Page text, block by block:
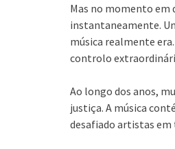
Mas no momento em
instantaneamente.
música realmente
controlo
Ao longo dos anos,
justiça. A música
desafiado artistas em